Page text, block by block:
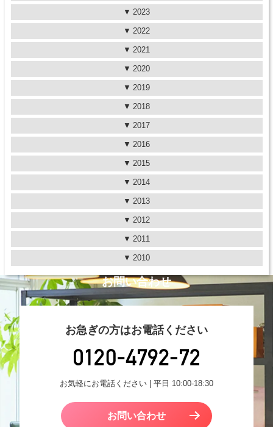
2023
2022
2021
2020
2019
2018
2017
2016
2015
2014
2013
2012
2011
2010
お問い合わせ
お急ぎの方はお電話ください
お気軽にお電話ください | 平日 10:00-18:30
お問い合わせ